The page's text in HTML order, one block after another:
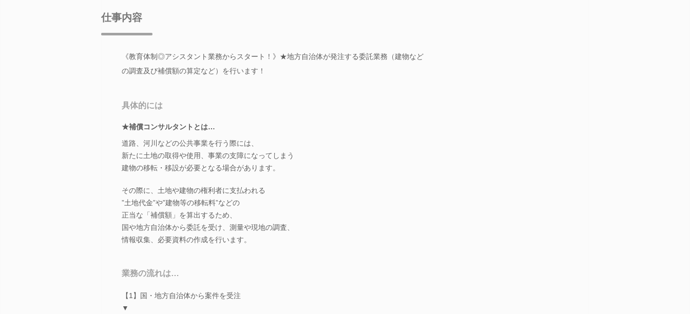
仕事内容
《教育体制◎アシスタント業務からスタート！》★地方自治体が発注する委託業務（建物など
の調査及び補償額の算定など）を行います！
具体的には
★補償コンサルタントとは…
道路、河川などの公共事業を行う際には、
新たに土地の取得や使用、事業の支障になってしまう
建物の移転・移設が必要となる場合があります。
その際に、土地や建物の権利者に支払われる
”土地代金”や”建物等の移転料”などの
正当な「補償額」を算出するため、
国や地方自治体から委託を受け、測量や現地の調査、
情報収集、必要資料の作成を行います。
業務の流れは…
【1】国・地方自治体から案件を受注
▼